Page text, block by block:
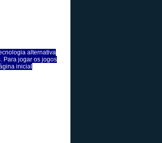
alternativa
Para jogar os jogos
inicial